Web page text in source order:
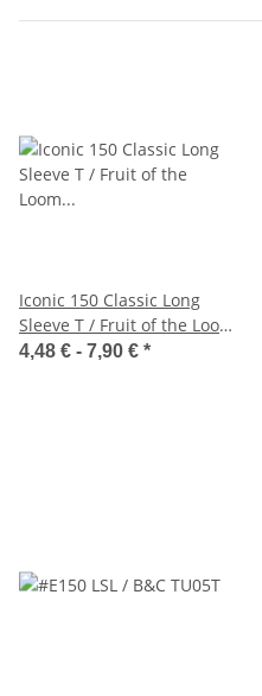
Iconic 150 Classic Long
Sleeve T / Fruit of the Loom
61-446-0
4,48 € - 7,90 € *